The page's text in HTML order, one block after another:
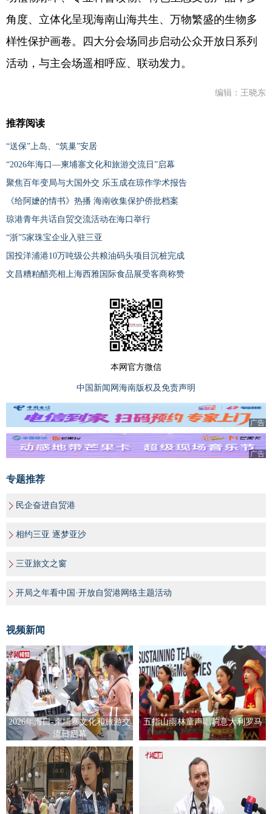
角度、立体化呈现海南山海共生、万物繁盛的生物多
样性保护画卷。四大分会场同步启动公众开放日系列
活动，与主会场遥相呼应、联动发力。
编辑：王晓东
推荐阅读
“送保”上岛、“筑巢”安居
“2026年海口—柬埔寨文化和旅游交流日”启幕
聚焦百年变局与大国外交 乐玉成在琼作学术报告
《给阿嬷的情书》热播 海南收集保护侨批档案
琼港青年共话自贸交流活动在海口举行
“浙”5家珠宝企业入驻三亚
国投洋浦港10万吨级公共粮油码头项目沉桩完成
文昌糟粕醋亮相上海西雅国际食品展受客商称赞
本网官方微信
中国新闻网海南版权及免责声明
广告
广告
专题推荐
民企奋进自贸港
相约三亚 逐梦亚沙
三亚旅文之窗
开局之年看中国·开放自贸港网络主题活动
视频新闻
2026年海口-柬埔寨文化和旅游交
流日启幕
五指山雨林童声唱响意大利罗马